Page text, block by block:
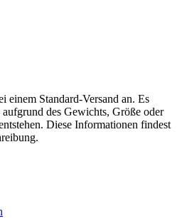
einem Standard-Versand an. Es
des Gewichts, Größe oder
Diese Informationen findest